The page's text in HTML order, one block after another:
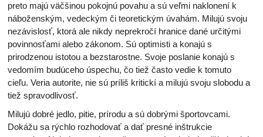
preto majú väčšinou pokojnú povahu a sú veľmi naklonení k
náboženským, vedeckým či teoretickým úvahám. Milujú svoju
nezávislosť, ktorá ale nikdy neprekročí hranice dané určitými
povinnosťami alebo zákonom. Sú optimisti a konajú s
prirodzenou istotou a bezstarostne. Svoje poslanie konajú s
vedomím budúceho úspechu, čo tiež často vedie k tomuto
cieľu. Veria autorite, nie sú príliš kritickí a milujú svoju slobodu a
tiež spravodlivosť.
Milujú dobré jedlo, pitie, prírodu a sú dobrými športovcami.
Dokážu sa rýchlo rozhodovať a dať presné inštrukcie